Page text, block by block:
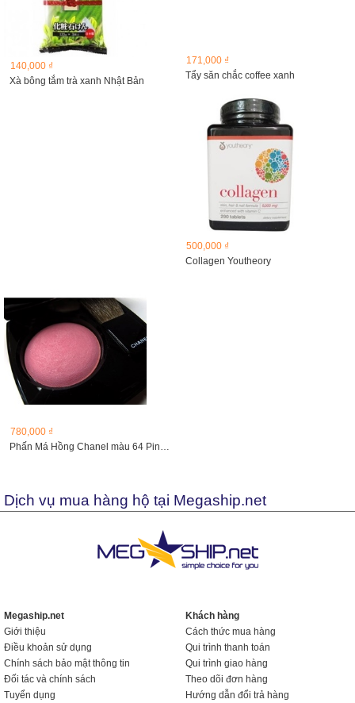
140,000 ₫
Xà bông tắm trà xanh Nhật Bản
171,000 ₫
Tẩy săn chắc coffee xanh
500,000 ₫
Collagen Youtheory
780,000 ₫
Dịch vụ mua hàng hộ tại Megaship.net
Megaship.net
Giới thiệu
Điều khoản sử dụng
Chính sách bảo mật thông tin
Đối tác và chính sách
Tuyển dụng
Khách hàng
Cách thức mua hàng
Qui trình thanh toán
Qui trình giao hàng
Theo dõi đơn hàng
Hướng dẫn đổi trả hàng